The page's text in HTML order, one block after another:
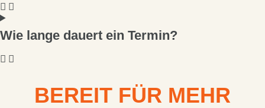
Wie lange dauert ein Termin?
BEREIT FÜR MEHR